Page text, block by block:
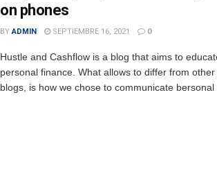
on phones
BY ADMIN SEPTIEMBRE 16, 2021 0
Hustle and Cashflow is a blog that aims to
personal finance. What allows to differ from
blogs, is how we chose to communicate bersonal